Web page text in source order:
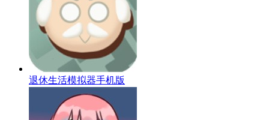
退休生活模拟器手机版